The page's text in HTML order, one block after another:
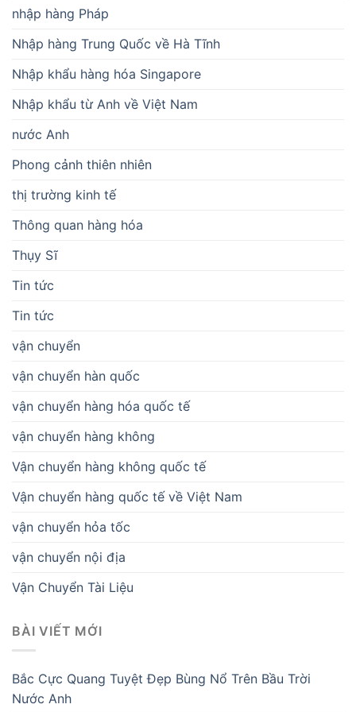
nhập hàng Pháp
Nhập hàng Trung Quốc về Hà Tĩnh
Nhập khẩu hàng hóa Singapore
Nhập khẩu từ Anh về Việt Nam
nước Anh
Phong cảnh thiên nhiên
thị trường kinh tế
Thông quan hàng hóa
Thụy Sĩ
Tin tức
Tin tức
vận chuyển
vận chuyển hàn quốc
vận chuyển hàng hóa quốc tế
vận chuyển hàng không
Vận chuyển hàng không quốc tế
Vận chuyển hàng quốc tế về Việt Nam
vận chuyển hỏa tốc
vận chuyển nội địa
Vận Chuyển Tài Liệu
BÀI VIẾT MỚI
Bắc Cực Quang Tuyệt Đẹp Bùng Nổ Trên Bầu Trời
Nước Anh